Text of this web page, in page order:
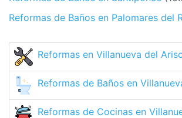
Reformas de Baños en Palomares
Reformas en Villanueva del
Reformas de Baños en
Reformas de Cocinas en